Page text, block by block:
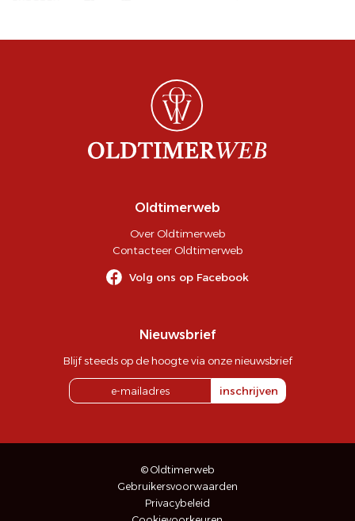
Oldtimerweb
Over Oldtimerweb
Contacteer Oldtimerweb
Volg ons op Facebook
Nieuwsbrief
Blijf steeds op de hoogte via onze nieuwsbrief
inschrijven
© Oldtimerweb
Gebruikersvoorwaarden
Privacybeleid